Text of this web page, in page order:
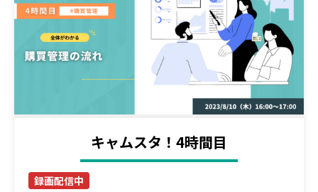
キャムスタ！4時間目
録画配信中